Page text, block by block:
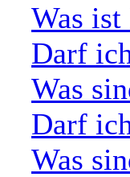
Was ist
Darf
Was
Darf
Was